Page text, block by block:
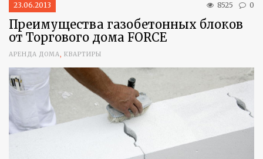
23.06.2013 8525 0
Преимущества газобетонных блоков
от Торгового дома FORCE
АРЕНДА ДОМА, КВАРТИРЫ